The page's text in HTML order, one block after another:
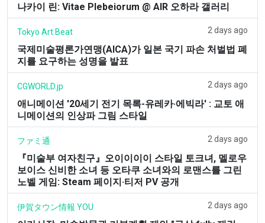
나카이 린: Vitae Plebeiorum @ AIR 오하라 갤러리
Tokyo Art Beat 2 days ago
국제미술평론가연맹(AICA)가 일본 국기 파손 처벌법 폐
지를 요구하는 성명을 발표
CGWORLD.jp 2 days ago
애니메이션 '20세기 전기 목록-유레카·에빅라' : 교토 애
니메이션의 인상파 그림 스타일
ファミ通 2 days ago
『미술부 여자친구』오이이이이 스타일 토크녀, 멜로우
보이스 신비한 소녀 등 오타쿠 소녀와의 로맨스를 그린
노벨 게임: Steam 페이지·티저 PV 공개
伊賀タウン情報 YOU 2 days ago